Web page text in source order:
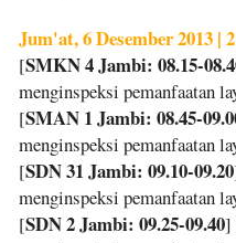
Jum'at, 6 Desember 2013 |
[SMKN 4 Jambi: 08.15-
menginspeksi pemanfaatan
[SMAN 1 Jambi: 08.45-
menginspeksi pemanfaatan
[SDN 31 Jambi: 09.10-09.20
menginspeksi pemanfaatan
[SDN 2 Jambi: 09.25-09.40]